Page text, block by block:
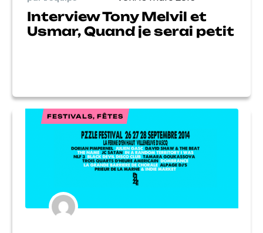
Interview Tony Melvil et
Usmar, Quand je serai petit
FESTIVALS, FÊTES